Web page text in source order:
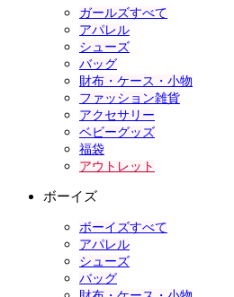
ガールズすべて
アパレル
シューズ
バッグ
財布・ケース・小物
ファッション雑貨
アクセサリー
ベビーグッズ
福袋
アウトレット
ボーイズ
ボーイズすべて
アパレル
シューズ
バッグ